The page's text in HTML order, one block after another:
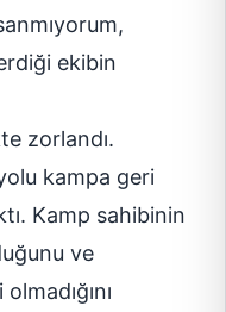
ekibin
zorlandı.
kampa geri
Kamp sahibinin
ve